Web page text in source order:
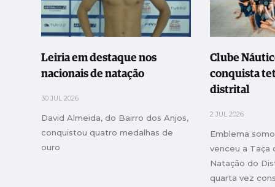
Leiria em destaque nos
nacionais de natação
30 JUL 2026
David Almeida, do Bairro dos Anjos,
conquistou quatro medalhas de
ouro
Clube
conquista
distrital
2 JUL 2026
Emblema
venceu a Taça
Natação do
quarta vez